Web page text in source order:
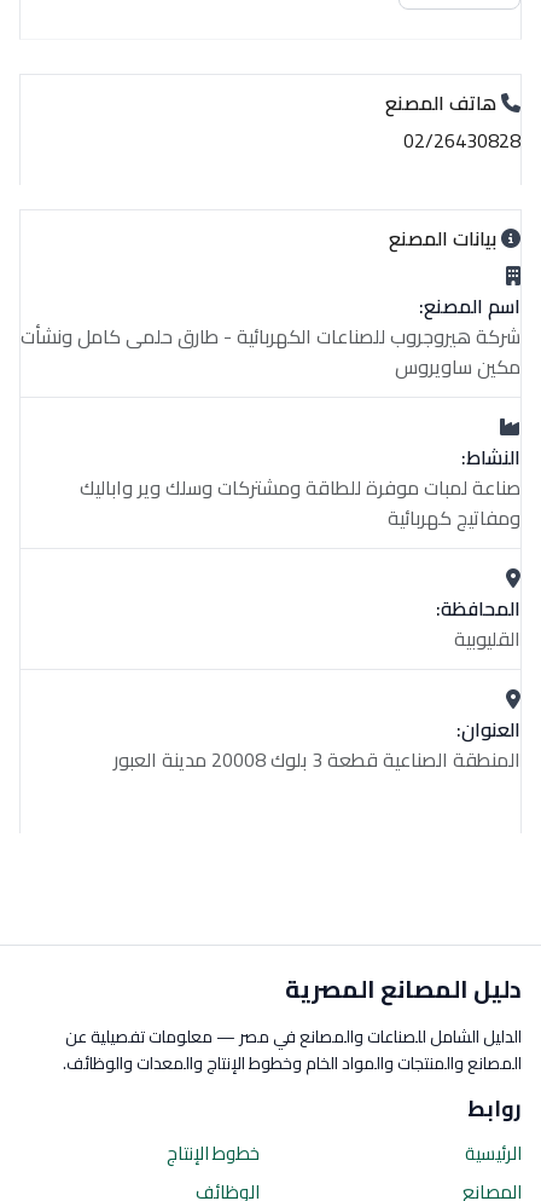
هاتف المصنع
02/26430828
بيانات المصنع
اسم المصنع:
شركة هيروجروب للصناعات الكهربائية - طارق حلمى كامل ونشأت
مكين ساويروس
النشاط:
صناعة لمبات موفرة للطاقة ومشتركات وسلك وير واباليك
ومفاتيج كهربائية
المحافظة:
القليوبية
العنوان:
المنطقة الصناعية قطعة 3 بلوك 20008 مدينة العبور
دليل المصانع المصرية
الدليل الشامل للصناعات والمصانع في مصر — معلومات تفصيلية عن
المصانع والمنتجات والمواد الخام وخطوط الإنتاج والمعدات والوظائف.
روابط
الرئيسية
المصانع
خطوط الإنتاج
الوظائف